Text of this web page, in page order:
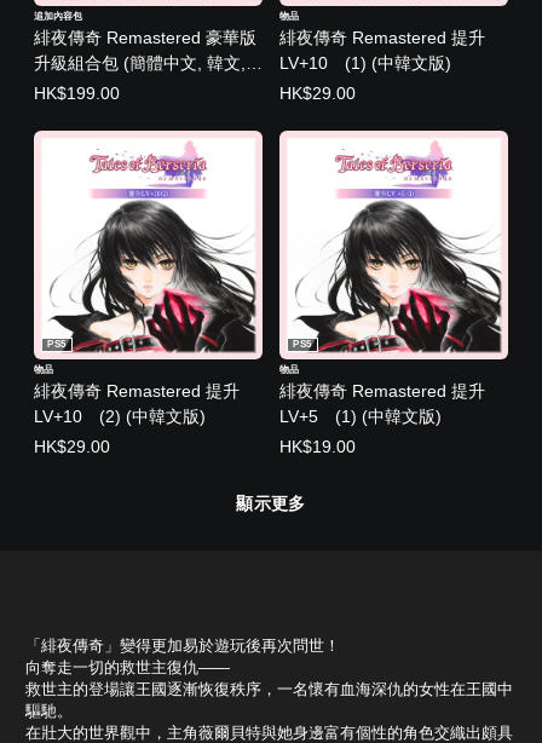
緋夜傳奇 Remastered 豪華版
升級組合包 (簡體中文, 韓文,
英文, 繁體中文, 日文)
追加內容包
HK$199.00
緋夜傳奇 Remastered 提升
LV+10 (1) (中韓文版)
物品
HK$29.00
緋夜傳奇 Remastered 提升
LV+10 (2) (中韓文版)
PS5
物品
HK$29.00
緋夜傳奇 Remastered 提升
LV+5 (1) (中韓文版)
PS5
物品
HK$19.00
顯示更多
「緋夜傳奇」變得更加易於遊玩後再次問世！
向奪走一切的救世主復仇――
救世主的登場讓王國逐漸恢復秩序，一名懷有血海深仇的女性在王國中
驅馳。
在壯大的世界觀中，主角薇爾貝特與她身邊富有個性的角色交織出頗具